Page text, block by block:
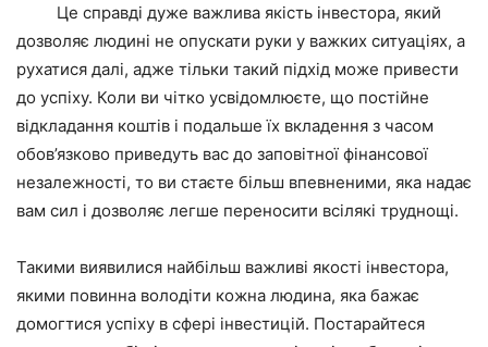
Це справді дуже важлива якість інвестора, який
дозволяє людині не опускати руки у важких ситуаціях, а
рухатися далі, адже тільки такий підхід може привести
до успіху. Коли ви чітко усвідомлюєте, що постійне
відкладання коштів і подальше їх вкладення з часом
обов’язково приведуть вас до заповітної фінансової
незалежності, то ви стаєте більш впевненими, яка надає
вам сил і дозволяє легше переносити всілякі труднощі.
Такими виявилися найбільш важливі якості інвестора,
якими повинна володіти кожна людина, яка бажає
домогтися успіху в сфері інвестицій. Постарайтеся